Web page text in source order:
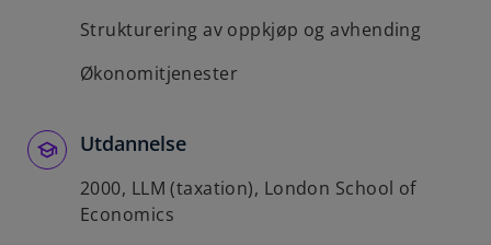
Strukturering av oppkjøp og avhending
Økonomitjenester
Utdannelse
2000, LLM (taxation), London School of
Economics